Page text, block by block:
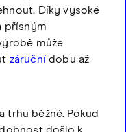
Díky vysoké
přísným
může
záručnídobu až
trhu běžné. Pokud
došlo k